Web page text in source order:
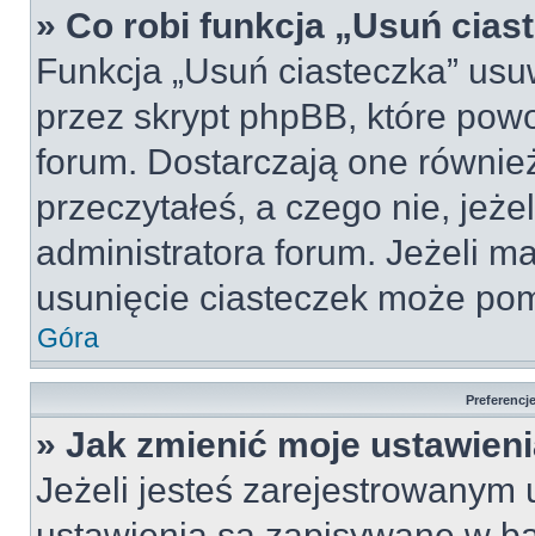
» Co robi funkcja „Usuń
Funkcja „Usuń ciasteczka”
przez skrypt phpBB, które
forum. Dostarczają one
przeczytałeś, a czego nie,
administratora forum. Jeżeli
usunięcie ciasteczek może
Góra
» Jak zmienić moje
Jeżeli jesteś zarejestrowanym